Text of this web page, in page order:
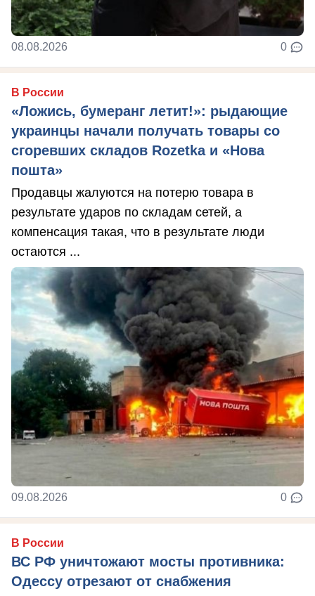
08.08.2026 0
В России
«Ложись, бумеранг летит!»: рыдающие
украинцы начали получать товары со
сгоревших складов Rozetka и «Нова
пошта»
Продавцы жалуются на потерю товара в
результате ударов по складам сетей, а
компенсация такая, что в результате люди
остаются ...
09.08.2026 0
В России
ВС РФ уничтожают мосты противника:
Одессу отрезают от снабжения